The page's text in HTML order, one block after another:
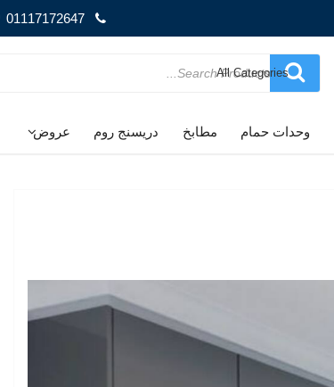
01117172647
Search
for
وحدات حمام مطابخ دريسنج روم عروض